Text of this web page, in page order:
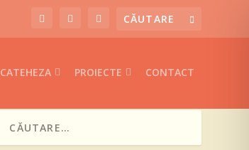
CATEHEZA PROIECTE CONTACT